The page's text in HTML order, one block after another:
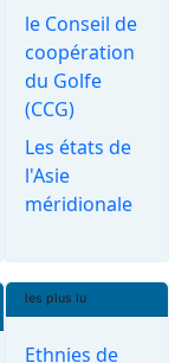
le Conseil de
coopération
du Golfe
(CCG)
Les états de
l'Asie
méridionale
les plus lu
Ethnies de